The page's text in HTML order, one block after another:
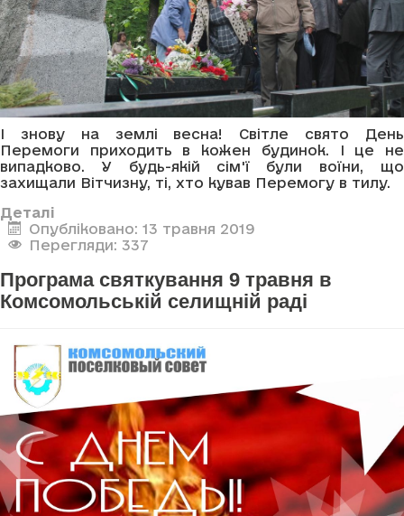
І знову на землі весна! Світле свято День
Перемоги приходить в кожен будинок. І це не
випадково. У будь-якій сім'ї були воїни, що
захищали Вітчизну, ті, хто кував Перемогу в тилу.
Деталі
Опубліковано: 13 травня 2019
Перегляди: 337
Програма святкування 9 травня в
Комсомольській селищній раді